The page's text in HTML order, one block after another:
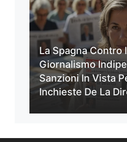
La Spagna Contro
Giornalismo
Sanzioni In Vista
Inchieste De La